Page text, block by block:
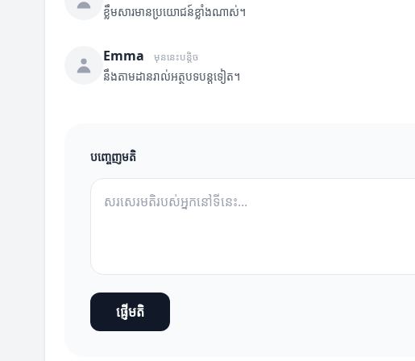
ខ្លឹមសារមានប្រយោជន៍ខ្លាំងណាស់។
Emma មុននេះបន្តិច
នឹងតាមដានរាល់អត្ថបទបន្តទៀត។
បញ្ចេញមតិ
ផ្ញើមតិ